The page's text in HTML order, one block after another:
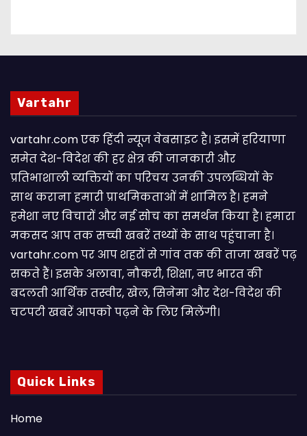
Vartahr
vartahr.com एक हिंदी न्यूज वेबसाइट है। इसमें हरियाणा
समेत देश-विदेश की हर क्षेत्र की जानकारी और
प्रतिभाशाली व्यक्तियों का परिचय उनकी उपलब्धियों के
साथ कराना हमारी प्राथमिकताओं में शामिल है। हमने
हमेशा नए विचारों और नई सोच का समर्थन किया है। हमारा
मकसद आप तक सच्ची खबरें तथ्यों के साथ पहुंचाना है।
vartahr.com पर आप शहरों से गांव तक की ताजा खबरें पढ़
सकते हैं। इसके अलावा, नौकरी, शिक्षा, नए भारत की
बदलती आर्थिक तस्वीर, खेल, सिनेमा और देश-विदेश की
चटपटी खबरें आपकाे पढ़ने के लिए मिलेंगी।
Quick Links
Home